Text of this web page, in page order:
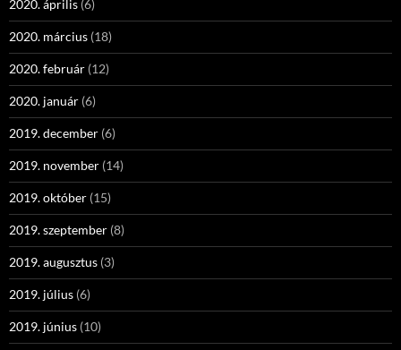
2020. április (6)
2020. március (18)
2020. február (12)
2020. január (6)
2019. december (6)
2019. november (14)
2019. október (15)
2019. szeptember (8)
2019. augusztus (3)
2019. július (6)
2019. június (10)